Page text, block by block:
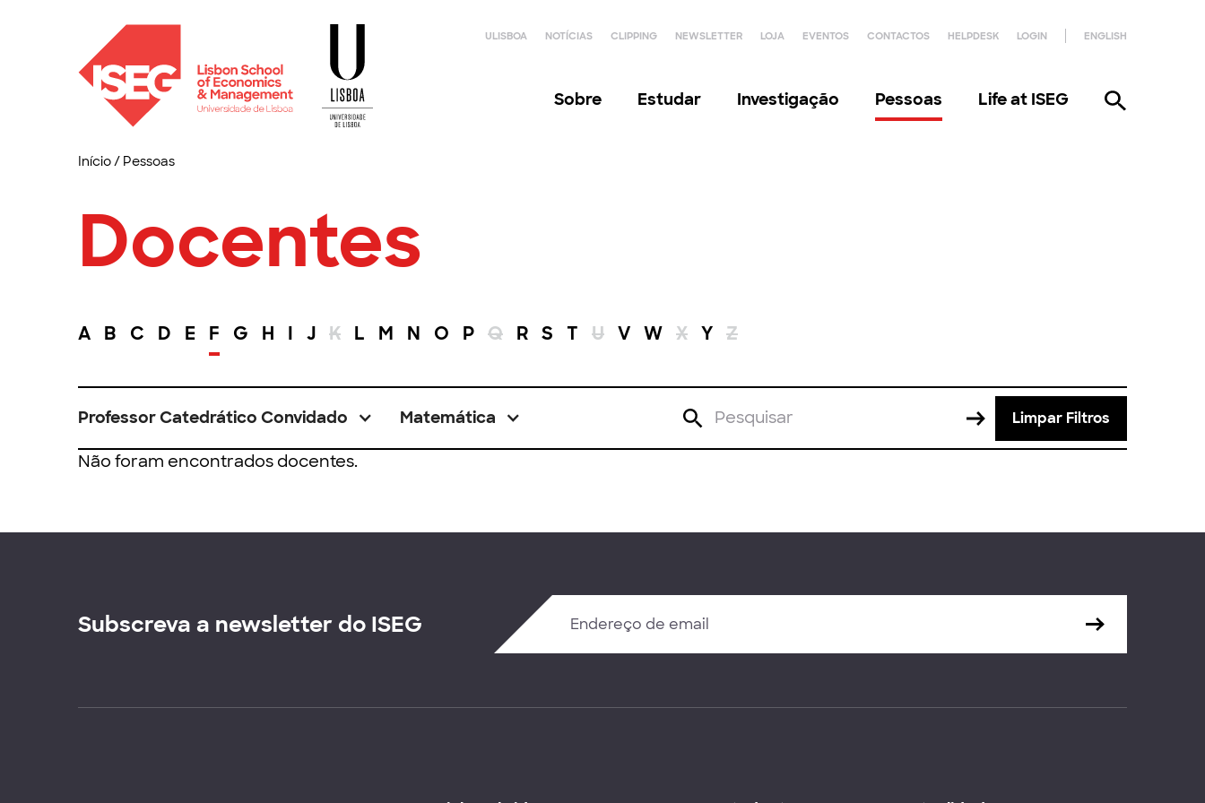
ULISBOA NOTÍCIAS CLIPPING NEWSLETTER LOJA EVENTOS CONTACTOS HELPDESK LOGIN ENGLISH
Sobre Estudar Investigação Pessoas Life at ISEG
Início/ Pessoas
Docentes
A B C D E F G H I J K L M N O P Q R S T U V W X Y Z
Professor Catedrático Convidado Matemática Limpar Filtros
Não foram encontrados docentes.
Subscreva a newsletter do ISEG